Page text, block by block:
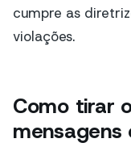
cumpre as
violações.
Como tirar
mensagens